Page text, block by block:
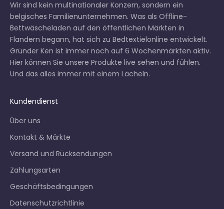
Wir sind kein multinationaler Konzern, sondern ein
belgisches Familienunternehmen. Was als Offline-
Bettwäscheladen auf den öffentlichen Märkten in
Flandern begann, hat sich zu Bedtextielonline entwickelt.
Gründer Ken ist immer noch auf 6 Wochenmärkten aktiv.
Hier können Sie unsere Produkte live sehen und fühlen.
Und das alles immer mit einem Lächeln.
Kundendienst
Über uns
Kontakt & Märkte
Versand und Rücksendungen
Zahlungsarten
Geschäftsbedingungen
Datenschutzrichtlinie